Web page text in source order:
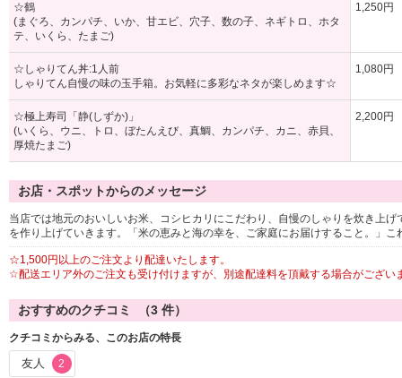
☆鶴
(まぐろ、カンパチ、いか、甘エビ、穴子、数の子、ネギトロ、ホタ
テ、いくら、たまご)
1,250円
☆しゃりてん丼:1人前
しゃりてん自慢の味の玉手箱。お気軽に多彩なネタが楽しめます☆
1,080円
☆極上寿司「静(しずか)」
(いくら、ウニ、トロ、ぼたんえび、真鯛、カンパチ、カニ、赤貝、
厚焼たまご)
2,200円
お店・スポットからのメッセージ
当店では地元のおいしいお米、コシヒカリにこだわり、自慢のしゃりを炊き上
を作り上げていきます。「米の恵みと海の幸を、ご家庭にお届けすること。」こ
☆1,500円以上のご注文より配達いたします。
☆配送エリア外のご注文も受け付けますが、別途配達料を頂戴する場合がござい
おすすめのクチコミ （3 件）
クチコミからみる、このお店の特長
友人 2